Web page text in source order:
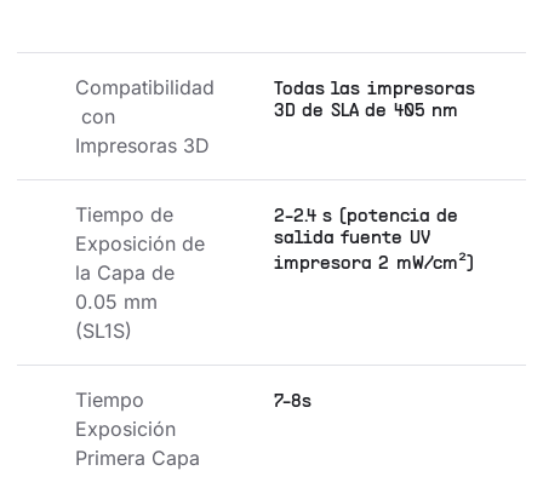
Compatibilidad
con
Impresoras 3D
Todas las impresoras
3D de SLA de 405 nm
Tiempo de
Exposición de
la Capa de
0.05 mm
(SL1S)
2-2.4 s (potencia de
salida fuente UV
impresora 2 mW/cm²)
Tiempo
Exposición
Primera Capa
7-8s